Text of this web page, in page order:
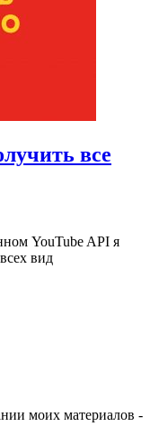
все
YouTube API я
вид
моих материалов -